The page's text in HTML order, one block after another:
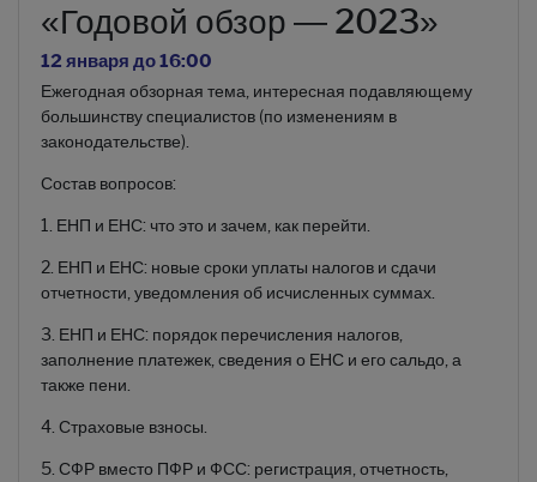
«Годовой обзор — 2023»
12 января до 16:00
Ежегодная обзорная тема, интересная подавляющему
большинству специалистов (по изменениям в
законодательстве).
Состав вопросов:
1. ЕНП и ЕНС: что это и зачем, как перейти.
2. ЕНП и ЕНС: новые сроки уплаты налогов и сдачи
отчетности, уведомления об исчисленных суммах.
3. ЕНП и ЕНС: порядок перечисления налогов,
заполнение платежек, сведения о ЕНС и его сальдо, а
также пени.
4. Страховые взносы.
5. СФР вместо ПФР и ФСС: регистрация, отчетность,